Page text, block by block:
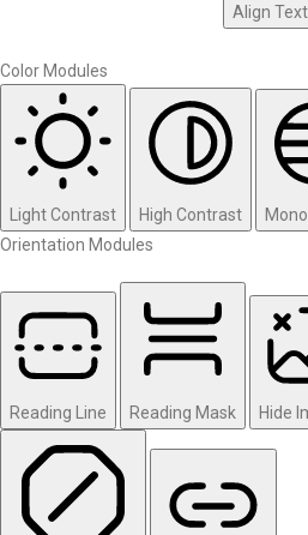
Align Text
Color Modules
Light Contrast High Contrast
Orientation Modules
Reading Line Reading Mask Hide